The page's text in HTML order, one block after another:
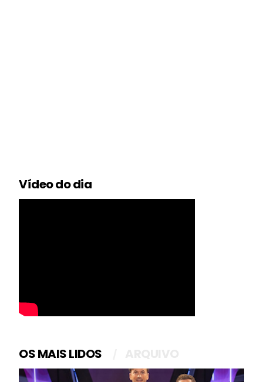
Vídeo do dia
OS MAIS LIDOS